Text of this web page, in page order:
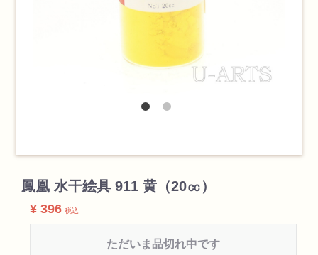
鳳凰 水干絵具 911 黄（20㏄）
¥ 396 税込
ただいま品切れ中です
カテゴリ